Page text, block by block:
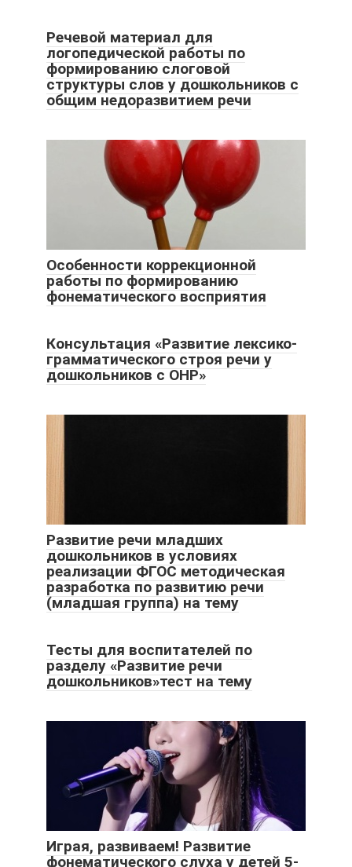
Речевой материал для
логопедической работы по
формированию слоговой
структуры слов у дошкольников с
общим недоразвитием речи
Особенности коррекционной
работы по формированию
фонематического восприятия
Консультация «Развитие лексико-
грамматического строя речи у
дошкольников с ОНР»
Развитие речи младших
дошкольников в условиях
реализации ФГОС методическая
разработка по развитию речи
(младшая группа) на тему
Тесты для воспитателей по
разделу «Развитие речи
дошкольников»тест на тему
Играя, развиваем! Развитие
фонематического слуха у детей 5-